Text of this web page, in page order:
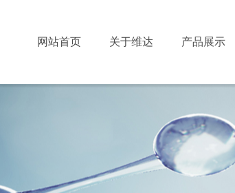
网站首页 关于维达 产品展示